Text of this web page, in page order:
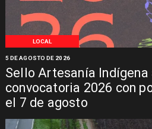
LOCAL
Sello Artesanía Indígena
convocatoria 2026 con
el 7 de agosto
5 DE AGOSTO DE 2026